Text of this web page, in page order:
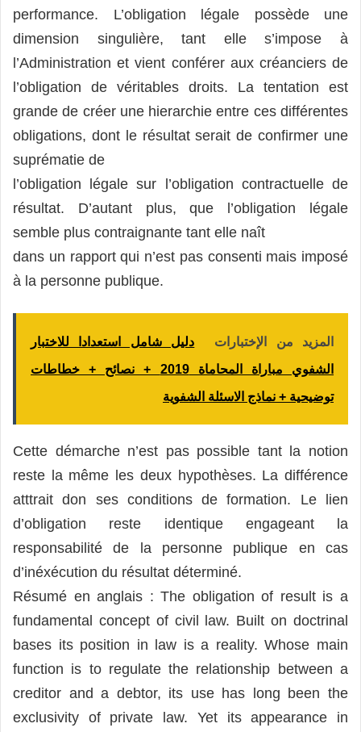
performance. L’obligation légale possède une
dimension singulière, tant elle s’impose à
l’Administration et vient conférer aux créanciers de
l’obligation de véritables droits. La tentation est
grande de créer une hierarchie entre ces différentes
obligations, dont le résultat serait de confirmer une
suprématie de
l’obligation légale sur l’obligation contractuelle de
résultat. D’autant plus, que l’obligation légale
semble plus contraignante tant elle naît
dans un rapport qui n’est pas consenti mais imposé
à la personne publique.
المزيد من الإختبارات
دليل شامل استعدادا للاختبار
الشفوي مباراة المحاماة 2019 + نصائح + خطاطات
توضيحية + نماذج الاسئلة الشفوية
Cette démarche n’est pas possible tant la notion
reste la même les deux hypothèses. La différence
atttrait don ses conditions de formation. Le lien
d’obligation reste identique engageant la
responsabilité de la personne publique en cas
d’inéxécution du résultat déterminé.
Résumé en anglais : The obligation of result is a
fundamental concept of civil law. Built on doctrinal
bases its position in law is a reality. Whose main
function is to regulate the relationship between a
creditor and a debtor, its use has long been the
exclusivity of private law. Yet its appearance in